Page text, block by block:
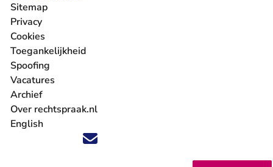
Volg ons op X (Twitter) - U verlaat Rechtspraak.nl
Volg ons op Facebook - U verlaat Rechtspraak.nl
Volg ons op Instagram - U verlaat Rechtspraak.nl
Volg ons op Youtube - U verlaat Rechtspraak.nl
Volg ons op LinkedIn - U verlaat
'Blijf op de hoogte' nieuwsbrief - U verlaat
Sitemap
Privacy
Cookies
Toegankelijkheid
Spoofing
Vacatures
- U verlaat Rechtspraak.nl
Archief
Over rechtspraak.nl
English